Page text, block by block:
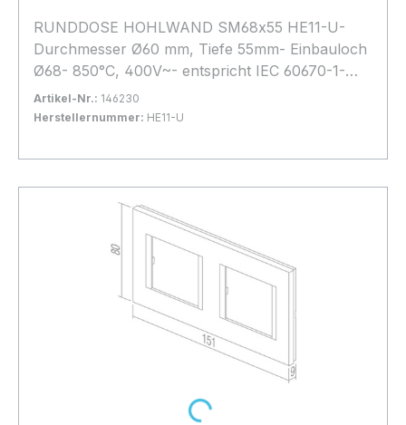
RUNDDOSE HOHLWAND SM68x55 HE11-U-
Durchmesser Ø60 mm, Tiefe 55mm- Einbauloch
Ø68- 850°C, 400V~- entspricht IEC 60670-1-
Montage mit Krallen- ohne Halogen
Artikel-Nr.: 146230
Herstellernummer: HE11-U
In den Warenkorb
Loading...